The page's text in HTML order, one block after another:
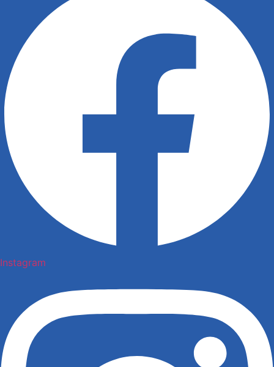
Instagram